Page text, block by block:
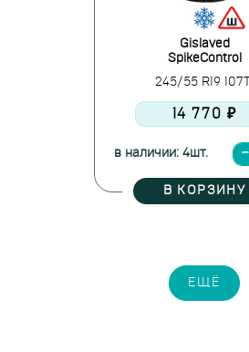
Gislaved
SpikeControl
245/55 R19 107T
14 770 ₽
в наличии: 4шт.
В КОРЗИНУ
ЕЩЁ